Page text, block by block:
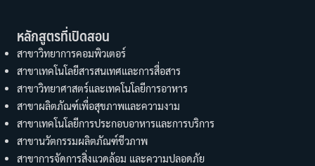
หลักสูตรที่เปิดสอน
สาขาวิทยาการคอมพิวเตอร์
สาขาเทคโนโลยีสารสนเทศและการสื่อสาร
สาขาวิทยาศาสตร์และเทคโนโลยีการอาหาร
สาขาผลิตภัณฑ์เพื่อสุขภาพและความงาม
สาขาเทคโนโลยีการประกอบอาหารและการบริการ
สาขานวัตกรรมผลิตภัณฑ์ชีวภาพ
สาขาการจัดการสิ่งแวดล้อม และความปลอดภัย